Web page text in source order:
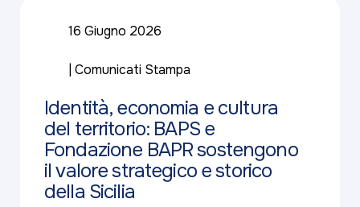
16 Giugno 2026
Comunicati Stampa
Identità, economia e cultura
del territorio: BAPS e
Fondazione BAPR sostengono
il valore strategico e storico
della Sicilia